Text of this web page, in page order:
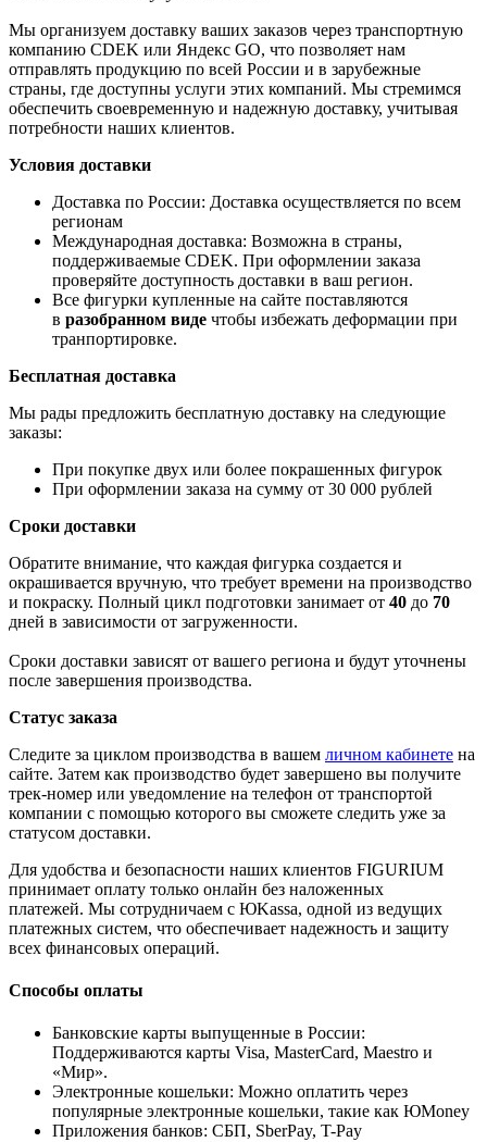
Мы организуем доставку ваших заказов через транспортную
компанию CDEK или Яндекс GO, что позволяет нам
отправлять продукцию по всей России и в зарубежные
страны, где доступны услуги этих компаний. Мы стремимся
обеспечить своевременную и надежную доставку, учитывая
потребности наших клиентов.
Условия доставки
Доставка по России: Доставка осуществляется по всем
регионам
Международная доставка: Возможна в страны,
поддерживаемые CDEK. При оформлении заказа
проверяйте доступность доставки в ваш регион.
Все фигурки купленные на сайте поставляются
в разобранном виде чтобы избежать деформации при
транпортировке.
Бесплатная доставка
Мы рады предложить бесплатную доставку на следующие
заказы:
При покупке двух или более покрашенных фигурок
При оформлении заказа на сумму от 30 000 рублей
Сроки доставки
Обратите внимание, что каждая фигурка создается и
окрашивается вручную, что требует времени на производство
и покраску. Полный цикл подготовки занимает от 40 до 70
дней в зависимости от загруженности.
Сроки доставки зависят от вашего региона и будут уточнены
после завершения производства.
Статус заказа
Следите за циклом производства в вашем личном кабинете на
сайте. Затем как производство будет завершено вы получите
трек-номер или уведомление на телефон от транспортой
компании с помощью которого вы сможете следить уже за
статусом доставки.
Для удобства и безопасности наших клиентов FIGURIUM
принимает оплату только онлайн без наложенных
платежей. Мы сотрудничаем с ЮKassa, одной из ведущих
платежных систем, что обеспечивает надежность и защиту
всех финансовых операций.
Способы оплаты
Банковские карты выпущенные в России:
Поддерживаются карты Visa, MasterCard, Maestro и
«Мир».
Электронные кошельки: Можно оплатить через
популярные электронные кошельки, такие как ЮMoney
Приложения банков: СБП, SberPay, T-Pay